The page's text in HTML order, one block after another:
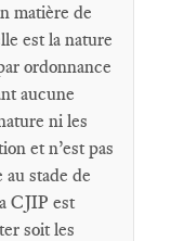
matière de
est la nature
ordonnance
aucune
ni les
et n’est pas
stade de
CJIP est
soit les